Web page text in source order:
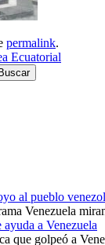
permalink.
Ecuatorial
al pueblo
Venezuela
a Venezuela
que golpeó a